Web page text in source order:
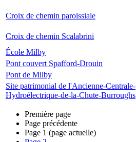
Croix de chemin paroissiale
Croix de chemin Scalabrini
École Milby
Pont couvert Spafford-Drouin
Pont de Milby
Site patrimonial de l'Ancienne-Centrale-
Hydroélectrique-de-la-Chute-Burroughs
Première page
Page précédente
Page 1 (page actuelle)